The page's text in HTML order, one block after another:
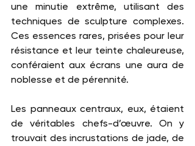
une minutie extrême, utilisant des
techniques de sculpture complexes.
Ces essences rares, prisées pour leur
résistance et leur teinte chaleureuse,
conféraient aux écrans une aura de
noblesse et de pérennité.
Les panneaux centraux, eux, étaient
de véritables chefs-d’œuvre. On y
trouvait des incrustations de jade, de